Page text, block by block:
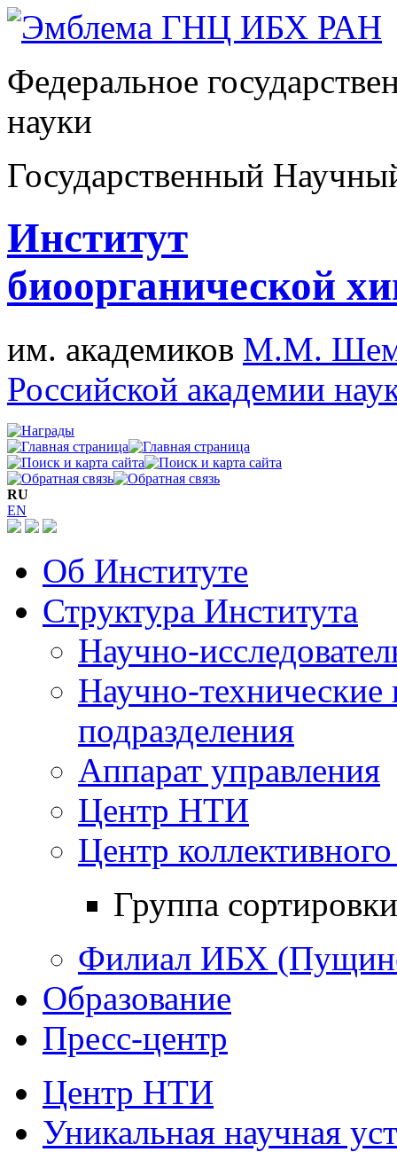
Федеральное
науки
Государственный
Институт
биоорганической
им. академиков М.М.
Российской академии
RU
EN
Об Институте
Структура Института
Научно-
Научно-технические
подразделения
Аппарат управления
Центр НТИ
Центр
Группа
Филиал ИБХ
Образование
Пресс-центр
Центр НТИ
Уникальная научная